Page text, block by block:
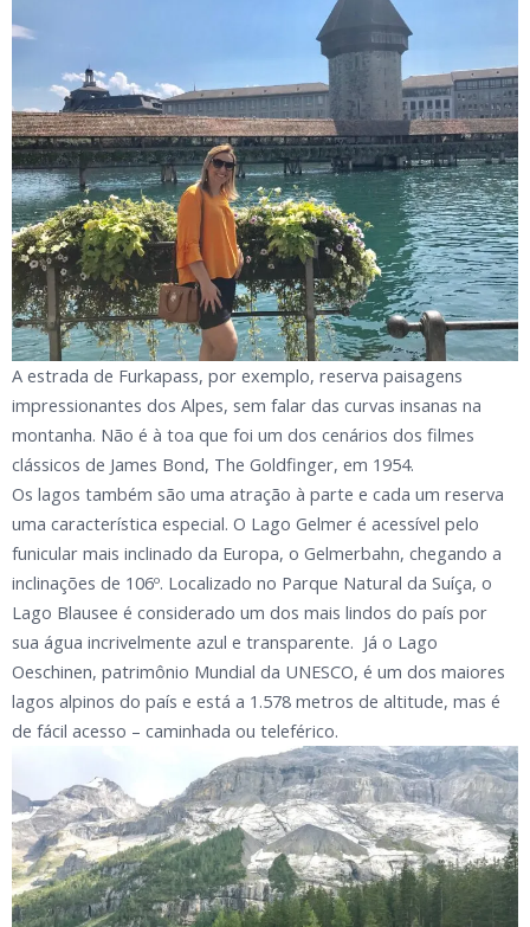
A estrada de Furkapass, por exemplo, reserva paisagens
impressionantes dos Alpes, sem falar das curvas insanas na
montanha. Não é à toa que foi um dos cenários dos filmes
clássicos de James Bond, The Goldfinger, em 1954.
Os lagos também são uma atração à parte e cada um reserva
uma característica especial. O Lago Gelmer é acessível pelo
funicular mais inclinado da Europa, o Gelmerbahn, chegando a
inclinações de 106º. Localizado no Parque Natural da Suíça, o
Lago Blausee é considerado um dos mais lindos do país por
sua água incrivelmente azul e transparente. Já o Lago
Oeschinen, patrimônio Mundial da UNESCO, é um dos maiores
lagos alpinos do país e está a 1.578 metros de altitude, mas é
de fácil acesso – caminhada ou teleférico.